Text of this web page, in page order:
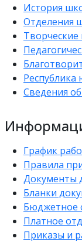
История
Отделения
Республика
Сведения
График
Правила
Документы
Бланки
Бюджетное
Платное
Приказы и